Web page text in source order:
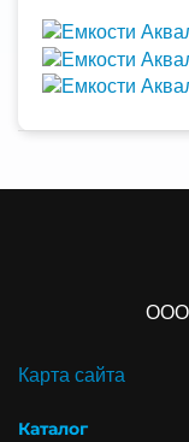
ООО
Карта сайта
Каталог